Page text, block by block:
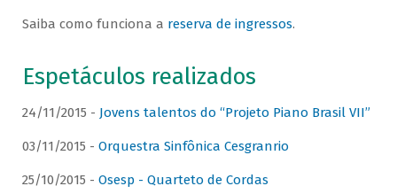
Saiba como funciona a reserva de ingressos.
Espetáculos realizados
24/11/2015 - Jovens talentos do “Projeto Piano Brasil VII”
03/11/2015 - Orquestra Sinfônica Cesgranrio
25/10/2015 - Osesp - Quarteto de Cordas